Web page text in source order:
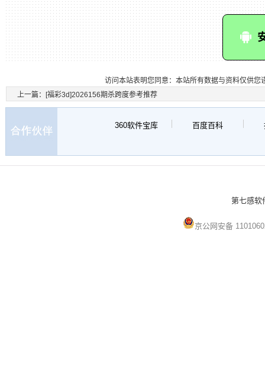
访问本站表明您同意：本站所有数据与资料仅供
上一篇：
[福彩3d]2026156期杀跨度参考推荐
360软件宝库 百度百科
第七感软
京公网安备